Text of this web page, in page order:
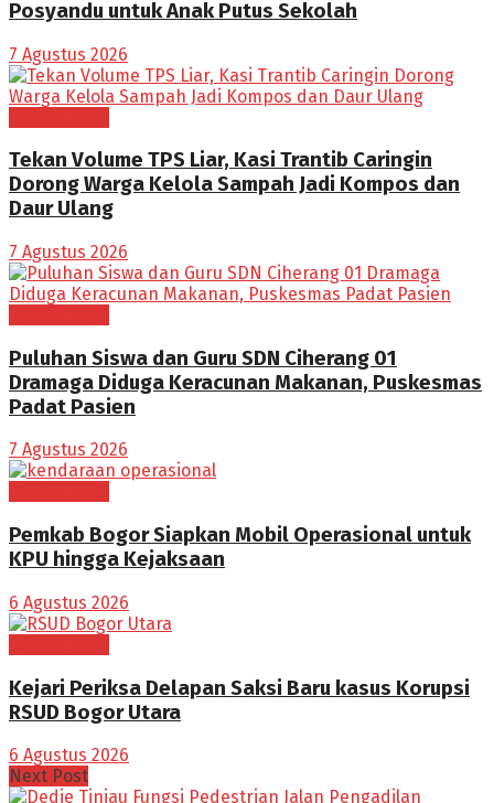
Posyandu untuk Anak Putus Sekolah
7 Agustus 2026
Tekan Volume TPS Liar, Kasi Trantib Caringin
Dorong Warga Kelola Sampah Jadi Kompos dan
Daur Ulang
7 Agustus 2026
Puluhan Siswa dan Guru SDN Ciherang 01
Dramaga Diduga Keracunan Makanan, Puskesmas
Padat Pasien
7 Agustus 2026
Pemkab Bogor Siapkan Mobil Operasional untuk
KPU hingga Kejaksaan
6 Agustus 2026
Kejari Periksa Delapan Saksi Baru kasus Korupsi
RSUD Bogor Utara
6 Agustus 2026
Next Post